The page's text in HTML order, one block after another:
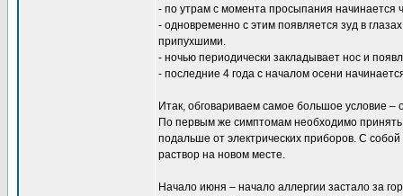
- по утрам с момента просыпания начинается
- одновременно с этим появляется зуд в
припухшими.
- ночью периодически закладывает нос и
- последние 4 года с началом осени
Итак, обговариваем самое большое условие
По первым же симптомам необходимо принять
подальше от электрических приборов. С
раствор на новом месте.
Начало июня – начало аллергии застало за